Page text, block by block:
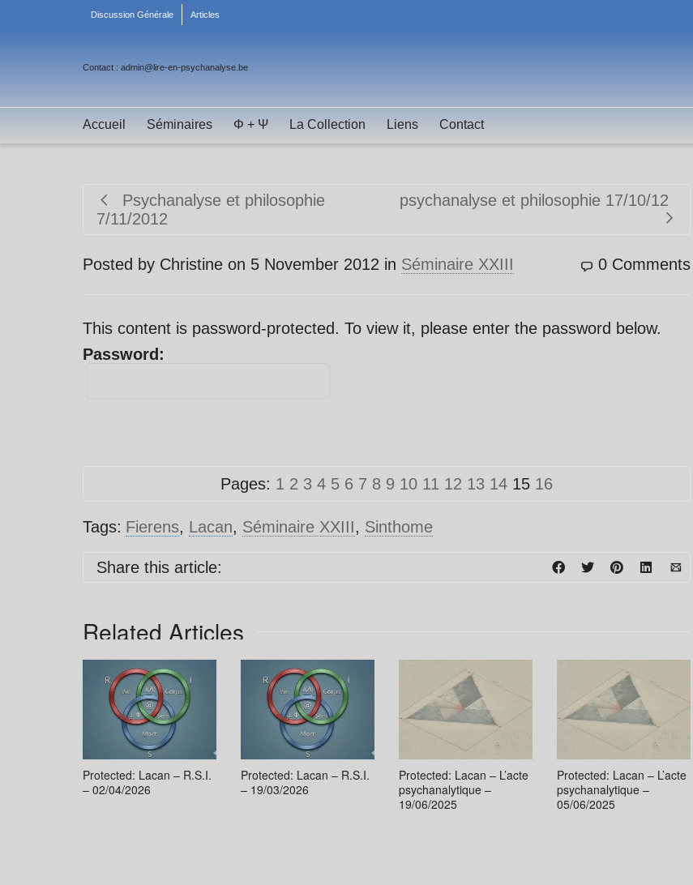
Discussion Générale Articles
Contact : admin@lire-en-psychanalyse.be
Accueil Séminaires Φ + Ψ La Collection Liens Contact
Psychanalyse et philosophie
7/11/2012
psychanalyse et philosophie 17/10/12
Posted by Christine on 5 November 2012 in Séminaire XXIII 0 Comments
This content is password-protected. To view it, please enter the password below.
Password:
Pages: 1 2 3 4 5 6 7 8 9 10 11 12 13 14 15 16
Tags: Fierens, Lacan, Séminaire XXIII, Sinthome
Share this article:
Related Articles
Protected: Lacan – R.S.I.
– 02/04/2026
Protected: Lacan – R.S.I.
– 19/03/2026
Protected: Lacan – L’acte
psychanalytique –
19/06/2025
Protected: Lacan – L’acte
psychanalytique –
05/06/2025